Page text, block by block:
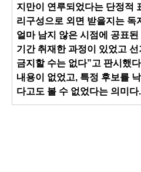
지만이 연루되었다는 단정적
리구성으로 외면 받을지는 독
얼마 남지 않은 시점에 공표
기간 취재한 과정이 있었고
금지할 수는 없다”고 판시했
내용이 없었고, 특정 후보를
다고도 볼 수 없었다는 의미다.